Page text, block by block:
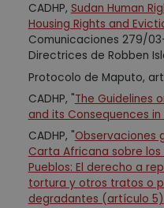
CADHP, Sudan Human
Housing Rights and
Comunicaciones 279/
Directrices de Robben
Protocolo de Maputo, art
CADHP, "The Guidelines
and its Consequences
CADHP, "Observaciones
Carta Africana sobre los
Pueblos: El derecho a
tortura y otros tratos o
degradantes (artículo 5)